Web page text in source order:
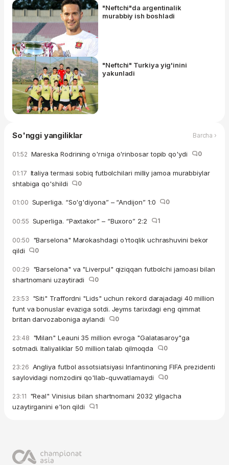
"Neftchi"da argentinalik
murabbiy ish boshladi
"Neftchi" Turkiya yig'inini
yakunladi
So'nggi yangiliklar Barcha ›
01:52 Mareska Rodrining o'rniga o'rinbosar topib qo'ydi 0
01:17 Italiya termasi sobiq futbolchilari milliy jamoa murabbiylar
shtabiga qo'shildi
0
01:00 Superliga. “So'g'diyona” – “Andijon” 1:0 0
00:55 Superliga. “Paxtakor” – “Buxoro” 2:2 1
00:50 "Barselona" Marokashdagi o'rtoqlik uchrashuvini bekor
qildi
0
00:29 "Barselona" va "Liverpul" qiziqqan futbolchi jamoasi bilan
shartnomani uzaytiradi
0
23:53 "Siti" Traffordni "Lids" uchun rekord darajadagi 40 million
funt va bonuslar evaziga sotdi. Jeyms tarixdagi eng qimmat
britan darvozaboniga aylandi
0
23:48 "Milan" Leauni 35 million evroga "Galatasaroy"ga
sotmadi. Italiyaliklar 50 million talab qilmoqda
0
23:26 Angliya futbol assotsiatsiyasi Infantinoning FIFA prezidenti
saylovidagi nomzodini qo'llab-quvvatlamaydi
0
23:11 "Real" Vinisius bilan shartnomani 2032 yilgacha
uzaytirganini e'lon qildi
1